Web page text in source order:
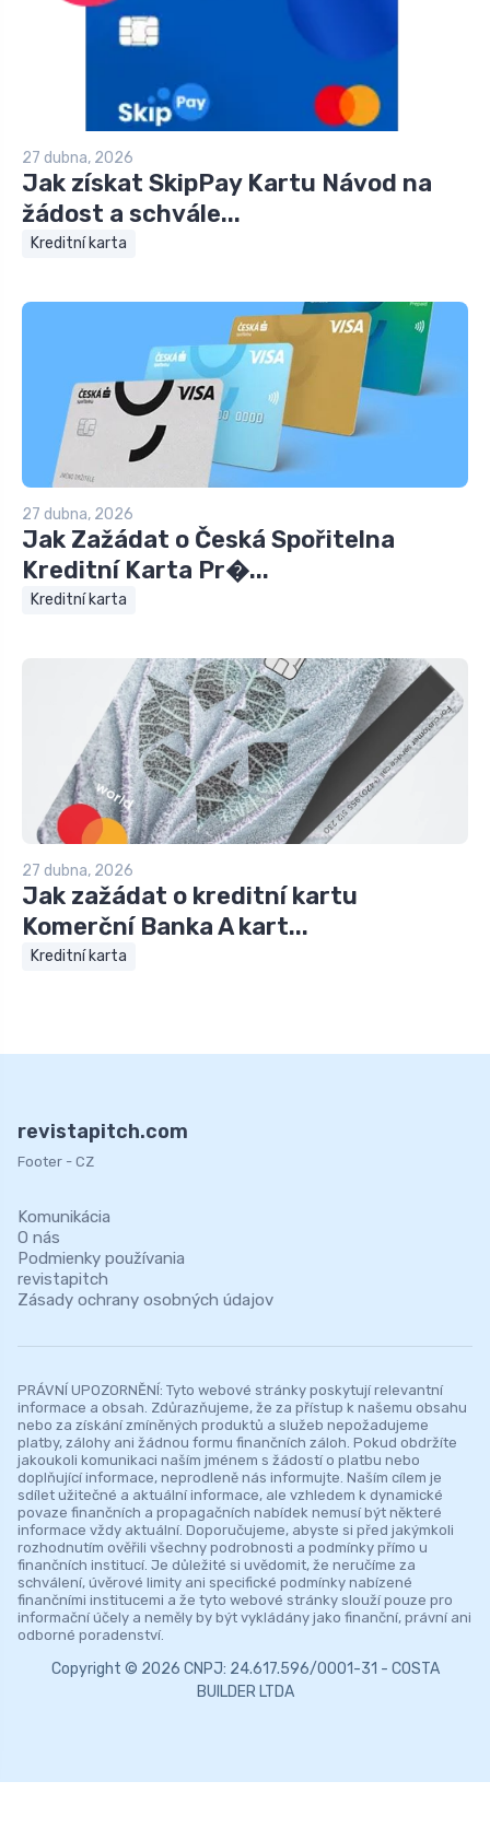
27 dubna, 2026
Jak získat SkipPay Kartu Návod na
žádost a schvále...
Kreditní karta
27 dubna, 2026
Jak Zažádat o Česká Spořitelna
Kreditní Karta Pr�...
Kreditní karta
27 dubna, 2026
Jak zažádat o kreditní kartu
Komerční Banka A kart...
Kreditní karta
revistapitch.com
Footer - CZ
Komunikácia
O nás
Podmienky používania
revistapitch
Zásady ochrany osobných údajov
PRÁVNÍ UPOZORNĚNÍ: Tyto webové stránky poskytují relevantní
informace a obsah. Zdůrazňujeme, že za přístup k našemu obsahu
nebo za získání zmíněných produktů a služeb nepožadujeme
platby, zálohy ani žádnou formu finančních záloh. Pokud obdržíte
jakoukoli komunikaci naším jménem s žádostí o platbu nebo
doplňující informace, neprodleně nás informujte. Naším cílem je
sdílet užitečné a aktuální informace, ale vzhledem k dynamické
povaze finančních a propagačních nabídek nemusí být některé
informace vždy aktuální. Doporučujeme, abyste si před jakýmkoli
rozhodnutím ověřili všechny podrobnosti a podmínky přímo u
finančních institucí. Je důležité si uvědomit, že neručíme za
schválení, úvěrové limity ani specifické podmínky nabízené
finančními institucemi a že tyto webové stránky slouží pouze pro
informační účely a neměly by být vykládány jako finanční, právní ani
odborné poradenství.
Copyright © 2026 CNPJ: 24.617.596/0001-31 - COSTA
BUILDER LTDA